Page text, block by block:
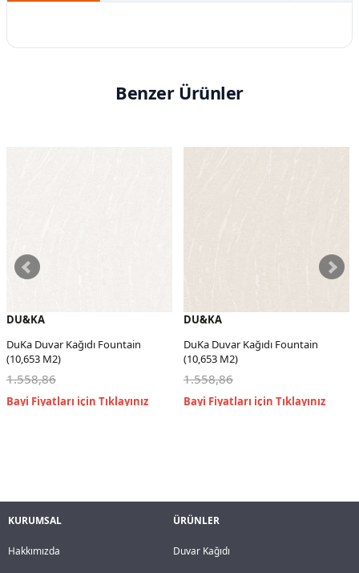
Benzer Ürünler
DU&KA
DuKa Duvar Kağıdı Fountain
(10,653 M2)
1.558,86
DU&KA
DuKa Duvar Kağıdı Fountain
(10,653 M2)
1.558,86
KURUMSAL
Hakkımızda
ÜRÜNLER
Duvar Kağıdı